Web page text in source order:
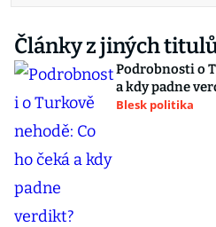
Články z jiných
Podrobnosti o
a kdy padne
Blesk politika